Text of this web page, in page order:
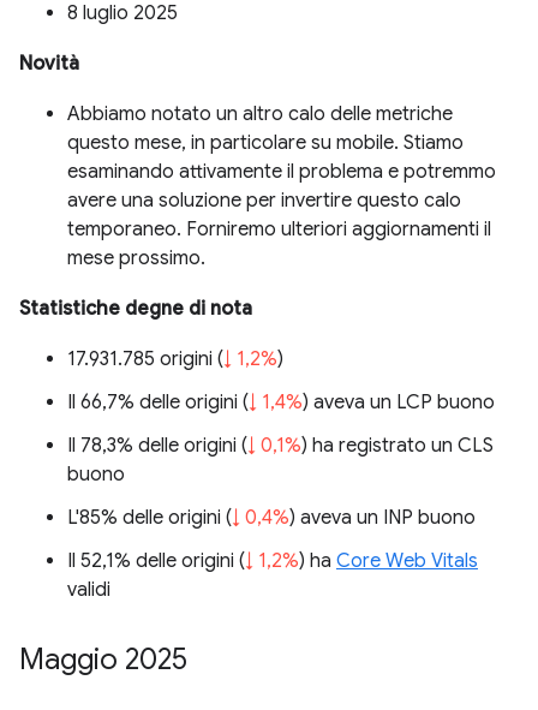
8 luglio 2025
Novità
Abbiamo notato un altro calo delle metriche
questo mese, in particolare su mobile. Stiamo
esaminando attivamente il problema e potremmo
avere una soluzione per invertire questo calo
temporaneo. Forniremo ulteriori aggiornamenti il
mese prossimo.
Statistiche degne di nota
17.931.785 origini (↓ 1,2%)
Il 66,7% delle origini (↓ 1,4%) aveva un LCP buono
Il 78,3% delle origini (↓ 0,1%) ha registrato un CLS
buono
L'85% delle origini (↓ 0,4%) aveva un INP buono
Il 52,1% delle origini (↓ 1,2%) ha Core Web Vitals
validi
Maggio 2025